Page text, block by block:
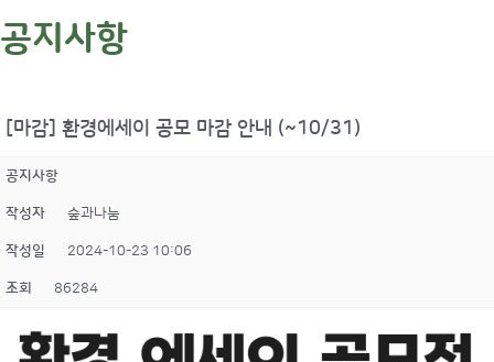
공지사항
[마감] 환경에세이 공모 마감 안내 (~10/31)
공지사항
작성자 숲과나눔
작성일 2024-10-23 10:06
조회 86284